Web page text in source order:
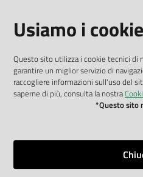
Dichiarazione di accessibilità
Privacy policy
Mappa del sito
Usiamo i cookie
Questo sito utilizza i cookie tecnici di
garantire un miglior servizio di
raccogliere informazioni sull'uso del
saperne di più, consulta la nostra
*Questo sito